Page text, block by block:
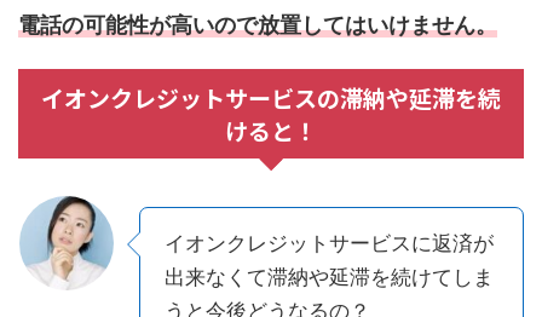
電話の可能性が高いので放置してはいけません。
イオンクレジットサービスの滞納や延滞を続
けると！
イオンクレジットサービスに返済が
出来なくて滞納や延滞を続けてしま
うと今後どうなるの？